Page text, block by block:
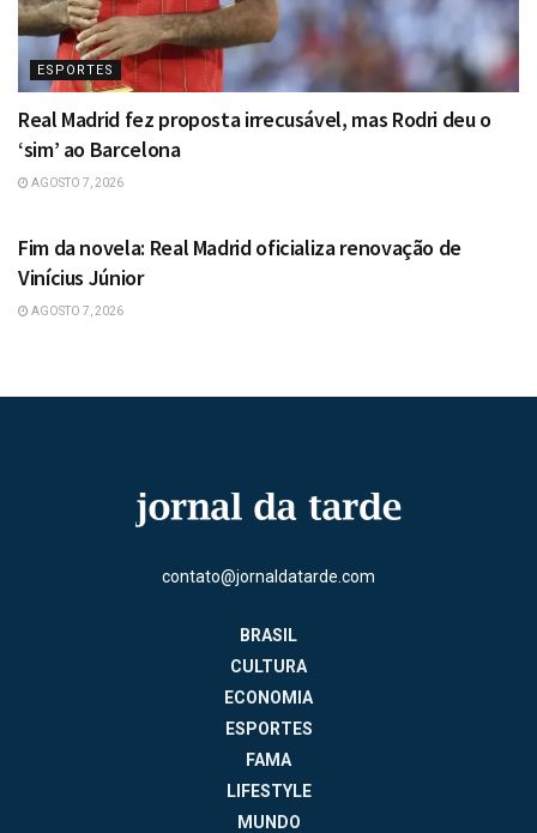
ESPORTES
Real Madrid fez proposta irrecusável, mas Rodri deu o
‘sim’ ao Barcelona
AGOSTO 7, 2026
Fim da novela: Real Madrid oficializa renovação de
Vinícius Júnior
AGOSTO 7, 2026
contato@jornaldatarde.com
BRASIL
CULTURA
ECONOMIA
ESPORTES
FAMA
LIFESTYLE
MUNDO